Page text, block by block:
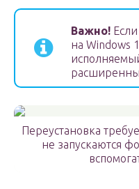
Важно!
на Windows
Переустановка
не запускаются